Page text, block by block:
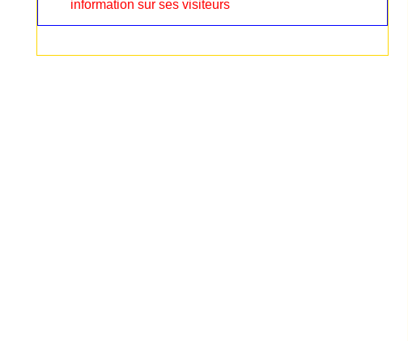
information sur ses visiteurs